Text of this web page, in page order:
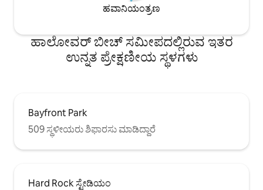
ಹವಾನಿಯಂತ್ರಣ
ಹಾಲೋವರ್ ಬೀಚ್ ಸಮೀಪದಲ್ಲಿರುವ ಇತರ
ಉನ್ನತ ಪ್ರೇಕ್ಷಣೀಯ ಸ್ಥಳಗಳು
Bayfront Park
509 ಸ್ಥಳೀಯರು ಶಿಫಾರಸು ಮಾಡಿದ್ದಾರೆ
Hard Rock ಸ್ಟೇಡಿಯಂ